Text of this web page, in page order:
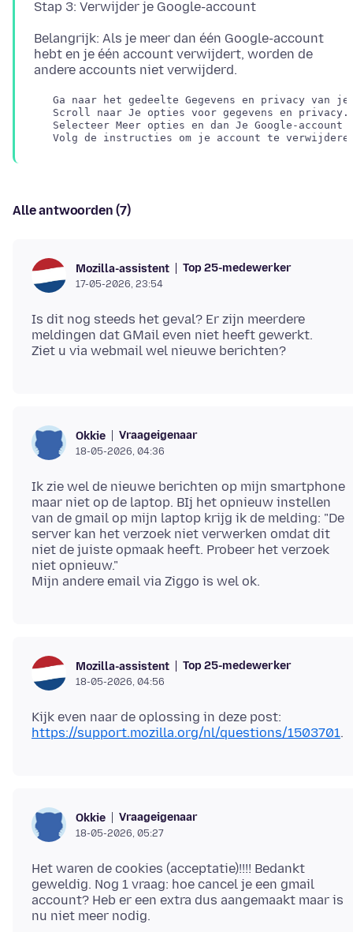
Belangrijk: Als je meer dan één Google-account
hebt en je één account verwijdert, worden de
Ga naar het gedeelte Gegevens en privacy van
   Scroll naar Je opties voor gegevens en privacy.
Selecteer Meer opties en dan Je Google-account
Alle antwoorden (7)
Mozilla-assistent Top 25-medewerker
17-05-2026, 23:54
Is dit nog steeds het geval? Er zijn meerdere
meldingen dat GMail even niet heeft gewerkt.
Okkie Vraageigenaar
18-05-2026, 04:36
Ik zie wel de nieuwe berichten op mijn smartphone
maar niet op de laptop. BIj het opnieuw instellen
van de gmail op mijn laptop krijg ik de melding: "De
server kan het verzoek niet verwerken omdat dit
niet de juiste opmaak heeft. Probeer het verzoek
niet opnieuw."
Mozilla-assistent Top 25-medewerker
18-05-2026, 04:56
https://support.mozilla.org/nl/questions/1503701
Okkie Vraageigenaar
18-05-2026, 05:27
Het waren de cookies (acceptatie)!!!! Bedankt
geweldig. Nog 1 vraag: hoe cancel je een gmail
account? Heb er een extra dus aangemaakt maar is